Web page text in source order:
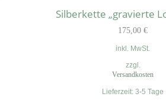
Silberkette „gravierte
175,00 €
inkl. MwSt.
zzgl.
Versandkosten
Lieferzeit: 3-5 Tage